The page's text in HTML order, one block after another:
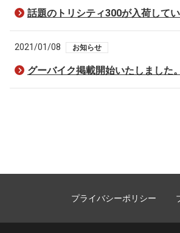
話題のトリシティ300が入荷してい
2021/01/08 お知らせ
グーバイク掲載開始いたしました。
プライバシーポリシー